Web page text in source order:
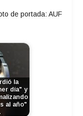
de portada: AUF
la
día" y
al año"